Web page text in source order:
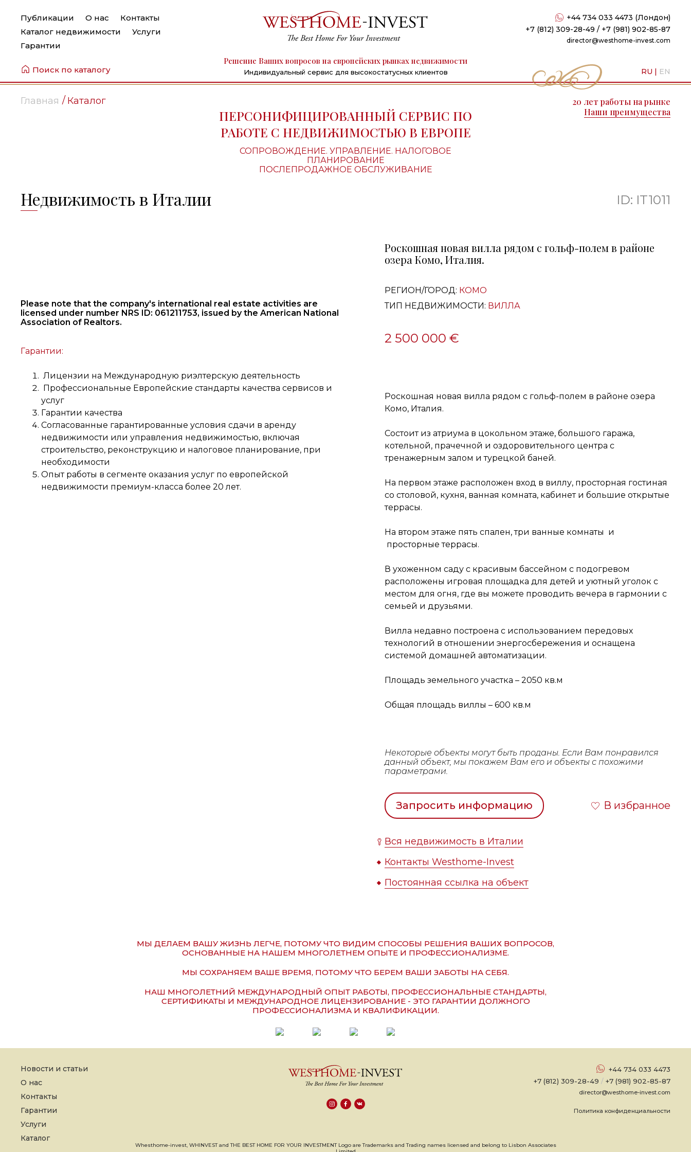
Публикации О нас
Контакты
Каталог недвижимости
Услуги
Гарантии
Поиск по каталогу
Решение Ваших вопросов на европейских рынках недвижимости
Индивидуальный сервис для высокостатусных клиентов
+44 734 033 4473 (Лондон)
+7 (812) 309-28-49 / +7 (981) 902-85-87
director@westhome-invest.com
RU | EN
Главная Каталог
ПЕРСОНИФИЦИРОВАННЫЙ СЕРВИС ПО
РАБОТЕ С НЕДВИЖИМОСТЬЮ В ЕВРОПЕ
СОПРОВОЖДЕНИЕ. УПРАВЛЕНИЕ. НАЛОГОВОЕ
ПЛАНИРОВАНИЕ
ПОСЛЕПРОДАЖНОЕ ОБСЛУЖИВАНИЕ
20 лет работы на рынке
Наши преимущества
Недвижимость в Италии ID: IT1011
Please note that the company's international real estate activities are
licensed under number NRS ID: 061211753, issued by the American National
Association of Realtors.
Гарантии:
Лицензии на Международную риэлтерскую деятельность
Профессиональные Европейские стандарты качества сервисов и
услуг
Гарантии качества
Согласованные гарантированные условия сдачи в аренду
недвижимости или управления недвижимостью, включая
строительство, реконструкцию и налоговое планирование, при
необходимости
Опыт работы в сегменте оказания услуг по европейской
недвижимости премиум-класса более 20 лет.
Роскошная новая вилла рядом с гольф-полем в районе
озера Комо, Италия.
РЕГИОН/ГОРОД: КОМО
ТИП НЕДВИЖИМОСТИ: ВИЛЛА
2 500 000 €
Роскошная новая вилла рядом с гольф-полем в районе озера
Комо, Италия.
Состоит из атриума в цокольном этаже, большого гаража,
котельной, прачечной и оздоровительного центра с
тренажерным залом и турецкой баней.
На первом этаже расположен вход в виллу, просторная гостиная
со столовой, кухня, ванная комната, кабинет и большие открытые
террасы.
На втором этаже пять спален, три ванные комнаты и
просторные террасы.
В ухоженном саду с красивым бассейном с подогревом
расположены игровая площадка для детей и уютный уголок с
местом для огня, где вы можете проводить вечера в гармонии с
семьей и друзьями.
Вилла недавно построена с использованием передовых
технологий в отношении энергосбережения и оснащена
системой домашней автоматизации.
Площадь земельного участка – 2050 кв.м
Общая площадь виллы – 600 кв.м
Некоторые объекты могут быть проданы. Если Вам понравился
данный объект, мы покажем Вам его и объекты с похожими
параметрами.
Запросить информацию В избранное
Вся недвижимость в Италии
Контакты Westhome-Invest
Постоянная ссылка на объект
МЫ ДЕЛАЕМ ВАШУ ЖИЗНЬ ЛЕГЧЕ, ПОТОМУ ЧТО ВИДИМ СПОСОБЫ РЕШЕНИЯ ВАШИХ ВОПРОСОВ,
ОСНОВАННЫЕ НА НАШЕМ МНОГОЛЕТНЕМ ОПЫТЕ И ПРОФЕССИОНАЛИЗМЕ.
МЫ СОХРАНЯЕМ ВАШЕ ВРЕМЯ, ПОТОМУ ЧТО БЕРЕМ ВАШИ ЗАБОТЫ НА СЕБЯ.
НАШ МНОГОЛЕТНИЙ МЕЖДУНАРОДНЫЙ ОПЫТ РАБОТЫ, ПРОФЕССИОНАЛЬНЫЕ СТАНДАРТЫ,
СЕРТИФИКАТЫ И МЕЖДУНАРОДНОЕ ЛИЦЕНЗИРОВАНИЕ - ЭТО ГАРАНТИИ ДОЛЖНОГО
ПРОФЕССИОНАЛИЗМА И КВАЛИФИКАЦИИ.
Новости и статьи
О нас
Контакты
Гарантии
Услуги
Каталог
+44 734 033 4473
+7 (812) 309-28-49 / +7 (981) 902-85-87
director@westhome-invest.com
Политика конфиденциальности
Whesthome-invest, WHINVEST and THE BEST HOME FOR YOUR INVESTMENT Logo are Trademarks and Trading names licensed and belong to Lisbon Associates